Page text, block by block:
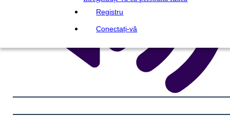
Registru
Conectați-vă